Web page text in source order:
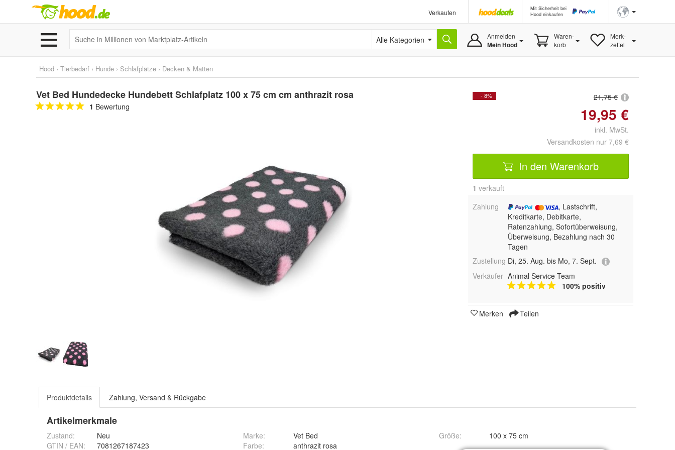
Verkaufen
Mit Sicherheit bei
Hood einkaufen
Alle Kategorien Anmelden
Mein Hood
Waren-
korb
Merk-
zettel
Hood › Tierbedarf › Hunde › Schlafplätze › Decken & Matten
Vet Bed Hundedecke Hundebett Schlafplatz 100 x 75 cm cm anthrazit rosa
1 Bewertung
- 8% 21,75 €
19,95 €
inkl. MwSt.
Versandkosten nur 7,69 €
In den Warenkorb
1 verkauft
Zahlung
, Lastschrift,
Kreditkarte, Debitkarte,
Ratenzahlung, Sofortüberweisung,
Überweisung, Bezahlung nach 30
Tagen
Zustellung Di, 25. Aug. bis Mo, 7. Sept.
Verkäufer Animal Service Team
100% positiv
Merken Teilen
Produktdetails Zahlung, Versand & Rückgabe
Artikelmerkmale
Zustand:
Neu
GTIN / EAN:
7081267187423
Marke:
Vet Bed
Farbe: anthrazit rosa
Größe: 100 x 75 cm